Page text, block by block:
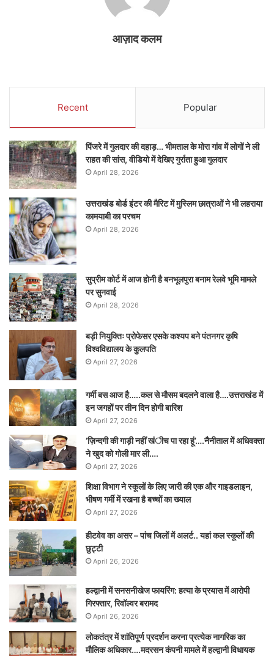
आज़ाद कलम
Recent Popular
पिंजरे में गुलदार की दहाड़… भीमताल के मोरा गांव में लोगों ने ली
राहत की सांस, वीडियो में देखिए गुर्राता हुआ गुलदार
April 28, 2026
उत्तराखंड बोर्ड इंटर की मैरिट में मुस्लिम छात्राओं ने भी लहराया
कामयाबी का परचम
April 28, 2026
सुप्रीम कोर्ट में आज होनी है बनभूलपुरा बनाम रेलवे भूमि मामले
पर सुनवाई
April 28, 2026
बड़ी नियुक्तिः प्रोफेसर एसके कश्यप बने पंतनगर कृषि
विश्वविद्यालय के कुलपति
April 27, 2026
गर्मी बस आज है…..कल से मौसम बदलने वाला है….उत्तराखंड में
इन जगहों पर तीन दिन होगी बारिश
April 27, 2026
‘ज़िन्दगी की गाड़ी नहीं खंीच पा रहा हूं’….नैनीताल में अधिवक्ता
ने खुद को गोली मार ली….
April 27, 2026
शिक्षा विभाग ने स्कूलों के लिए जारी की एक और गाइडलाइन,
भीषण गर्मी में रखना है बच्चों का ख्याल
April 27, 2026
हीटवेव का असर – पांच जिलों में अलर्ट.. यहां कल स्कूलों की
छुट्टी
April 26, 2026
हल्द्वानी में सनसनीखेज फायरिंग: हत्या के प्रयास में आरोपी
गिरफ्तार, रिवॉल्वर बरामद
April 26, 2026
लोकतंत्र में शांतिपूर्ण प्रदर्शन करना प्रत्येक नागरिक का
मौलिक अधिकार….मदरसन कंपनी मामले में हल्द्वानी विधायक